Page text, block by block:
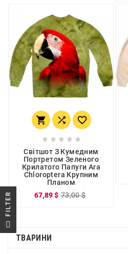
  
    
Світшот З Кумедним
Портретом Зеленого
Крилатого Папуги Ara
Chloroptera Крупним
Планом
67,89 $ 73,00 $
ТВАРИНИ
R